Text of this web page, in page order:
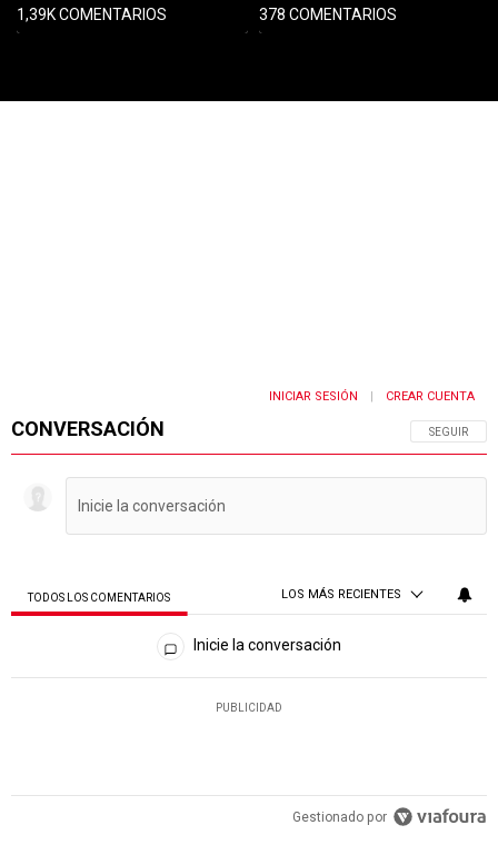
1,39K COMENTARIOS 378 COMENTARIOS
CONVERSACIÓN SIGA ESTA
SEGUIR
INICIAR SESIÓN CREAR CUENTA
TODOS LOS COMENTARIOS LOS MÁS RECIENTES
Todos los comentarios
Inicie la conversación
PUBLICIDAD
Gestionado por